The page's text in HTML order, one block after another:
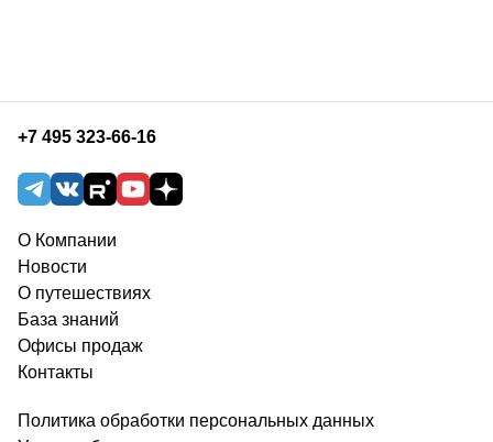
+7 495 323-66-16
О Компании
Новости
О путешествиях
База знаний
Офисы продаж
Контакты
Политика обработки персональных данных